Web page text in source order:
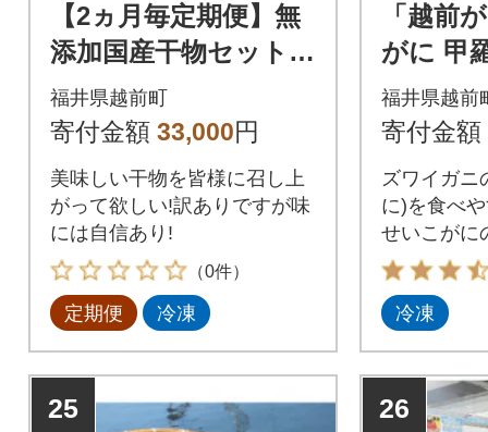
【2ヵ月毎定期便】無
添加国産干物セット 6
種 合計28枚以上!全3
回
福井県越前町
寄付金額 33,000円
美味しい干物を皆様に召し上
がって欲しい!訳ありですが味
には自信あり!
（0件）
定期便 冷凍
「越前
がに 甲羅盛り 4個入
り
福井県越前
寄付金額
ズワイガニ
に)を食べ
せいこがに
付けました
冷凍
25 26